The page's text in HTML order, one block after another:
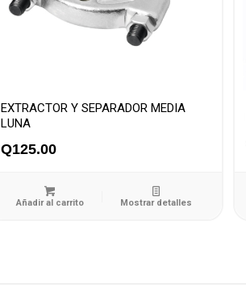
EXTRACTOR Y SEPARADOR MEDIA
LUNA
Q125.00
Añadir al carrito Mostrar detalles